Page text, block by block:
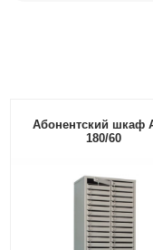
Абонентский шкаф
180/60